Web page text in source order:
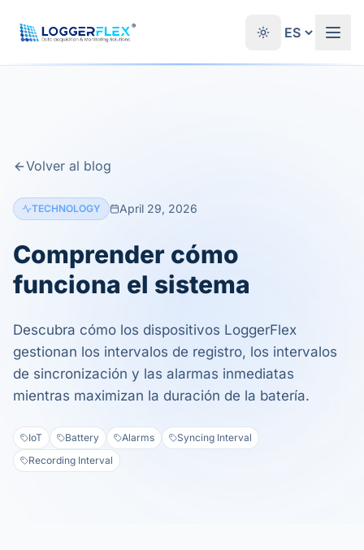
®
Volver al blog
TECHNOLOGY April 29, 2026
Comprender cómo
funciona el sistema
Descubra cómo los dispositivos LoggerFlex
gestionan los intervalos de registro, los intervalos
de sincronización y las alarmas inmediatas
mientras maximizan la duración de la batería.
IoT Battery Alarms
Syncing Interval
Recording Interval